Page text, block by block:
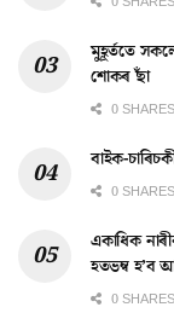
মুহূৰ্ততে
শোকৰ ছাঁ
0 SHARES
বাইক-
0 SHARES
একাধিক
হতভম্ব হ’ব
0 SHARES